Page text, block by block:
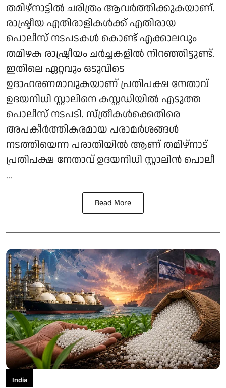
തമിഴ്‌നാട്ടില്‍ ചരിത്രം ആവര്‍ത്തിക്കുകയാണ്.
രാഷ്ട്രീയ എതിരാളികള്‍ക്ക് എതിരായ
പൊലീസ് നടപടകള്‍ കൊണ്ട് എക്കാലവും
തമിഴക രാഷ്ട്രീയം ചര്‍ച്ചകളില്‍ നിറഞ്ഞിട്ടുണ്ട്.
ഇതിലെ ഏറ്റവും ഒടുവിടെ
ഉദാഹരണമാവുകയാണ് പ്രതിപക്ഷ നേതാവ്
ഉദയനിധി സ്റ്റാലിനെ കസ്റ്റഡിയില്‍ എടുത്ത
പൊലീസ് നടപടി. സ്ത്രീകള്‍ക്കെതിരെ
അപകീര്‍ത്തികരമായ പരാമര്‍ശങ്ങള്‍
നടത്തിയെന്ന പരാതിയില്‍ ആണ് തമിഴ്നാട്
പ്രതിപക്ഷ നേതാവ് ഉദയനിധി സ്റ്റാലിന്‍ പൊലീ
...
Read More
India